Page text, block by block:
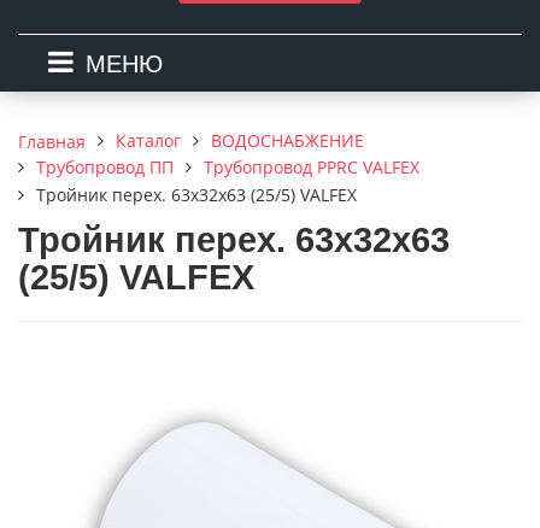
МЕНЮ
Главная Каталог
ВОДОСНАБЖЕНИЕ
Трубопровод ПП
Трубопровод PPRC VALFEX
Тройник перех. 63х32х63 (25/5) VALFEX
Тройник перех. 63х32х63
(25/5) VALFEX